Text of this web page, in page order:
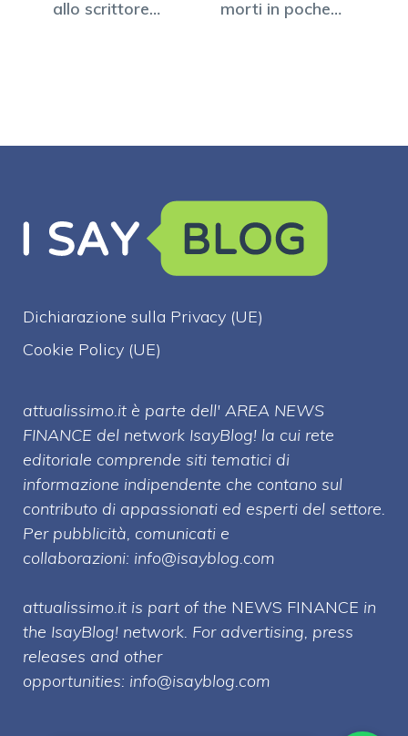
allo scrittore
morti in poche
Dichiarazione sulla Privacy (UE)
Cookie Policy (UE)
attualissimo.it è parte dell' AREA NEWS
FINANCE del network IsayBlog! la cui rete
editoriale comprende siti tematici di
informazione indipendente che contano sul
contributo di appassionati ed esperti del settore.
Per pubblicità, comunicati e
collaborazioni: info@isayblog.com
attualissimo.it is part of the NEWS FINANCE in
the IsayBlog! network. For advertising, press
releases and other
opportunities: info@isayblog.com